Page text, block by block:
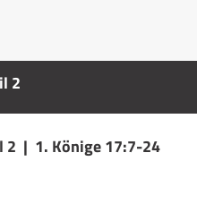
2
2 | 1. Könige 17:7-24